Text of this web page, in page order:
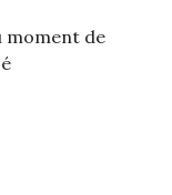
moment de